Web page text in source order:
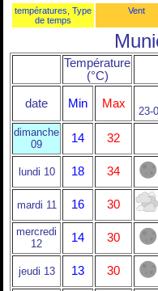
températures, Type
de temps
Vent
Température
(°C)
date Min Max
23-
dimanche
09
14 32
lundi 10 18 34
mardi 11 16 30
mercredi
12
14 30
jeudi 13 13 30